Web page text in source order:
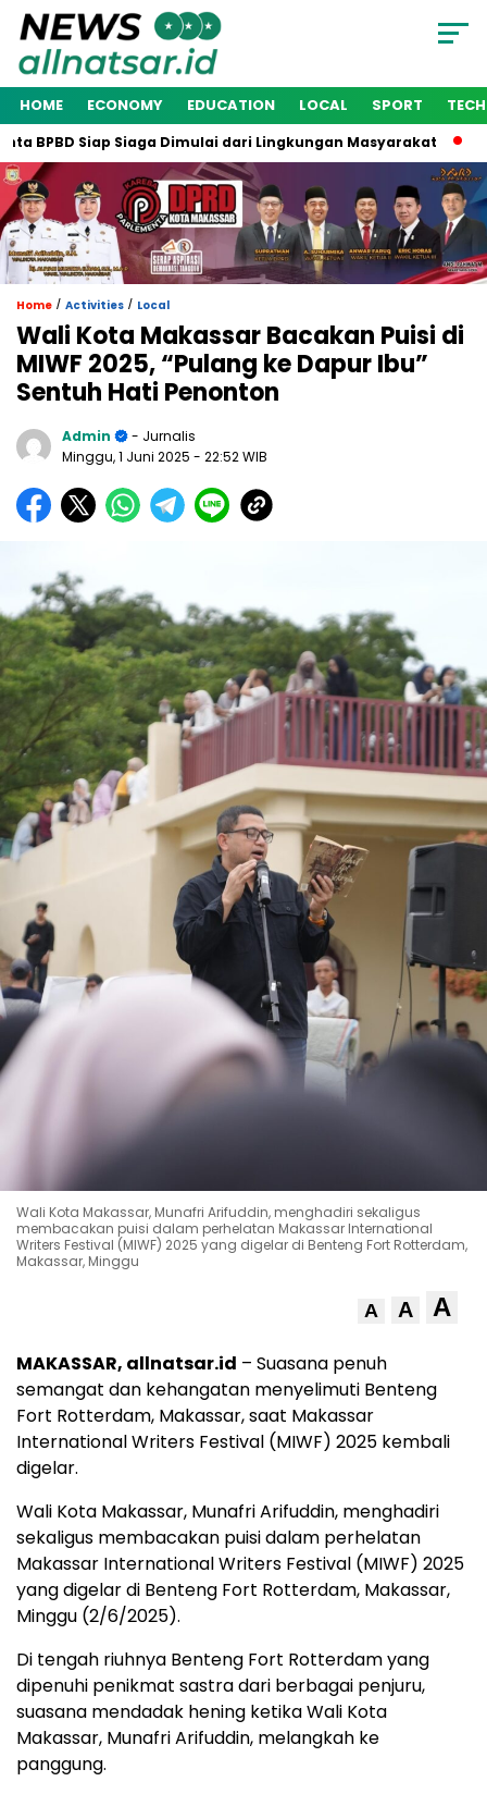
HOME ECONOMY EDUCATION LOCAL SPORT
Siap Siaga Dimulai dari Lingkungan Masyarakat
Home / Activities / Local
Wali Kota Makassar Bacakan Puisi di
MIWF 2025, “Pulang ke Dapur Ibu”
Sentuh Hati Penonton
Admin
- Jurnalis
Minggu, 1 Juni 2025 - 22:52 WIB
Wali Kota Makassar, Munafri Arifuddin, menghadiri sekaligus
membacakan puisi dalam perhelatan Makassar International
Writers Festival (MIWF) 2025 yang digelar di Benteng Fort Rotterdam,
Makassar, Minggu
A A A
MAKASSAR, allnatsar.id – Suasana penuh
semangat dan kehangatan menyelimuti Benteng
Fort Rotterdam, Makassar, saat Makassar
International Writers Festival (MIWF) 2025 kembali
digelar.
Wali Kota Makassar, Munafri Arifuddin, menghadiri
sekaligus membacakan puisi dalam perhelatan
Makassar International Writers Festival (MIWF) 2025
yang digelar di Benteng Fort Rotterdam, Makassar,
Minggu (2/6/2025).
Di tengah riuhnya Benteng Fort Rotterdam yang
dipenuhi penikmat sastra dari berbagai penjuru,
suasana mendadak hening ketika Wali Kota
Makassar, Munafri Arifuddin, melangkah ke
panggung.